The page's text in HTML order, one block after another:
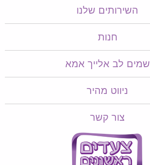
השירותים שלנו
חנות
שמים לב אלייך אמא​​
ניווט מהיר
צור קשר